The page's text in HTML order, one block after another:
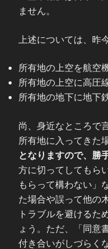
ません。
上述については、昨
所有地の上空を航空
所有地の上空に高圧
所有地の地下に地下
尚、身近なところで
所有地に入ってきた
となりますので、勝
方に切ってしてもら
もらって構わない」
た場合や誤って他の
トラブルを避けるた
ょう。ただ、「同意
付き合いがしづらく